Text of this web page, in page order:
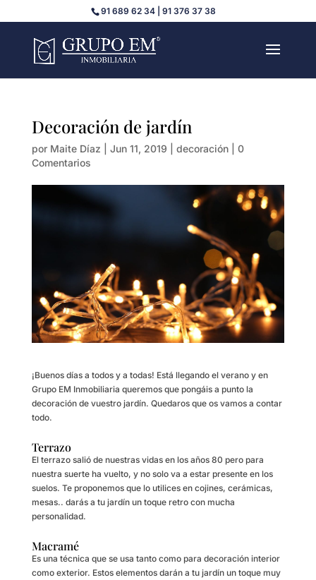
91 689 62 34 | 91 376 37 38
Decoración de jardín
por Maite Díaz Jun 11, 2019 decoración| 0
Comentarios
¡Buenos días a todos y a todas! Está llegando el verano y en
Grupo EM Inmobiliaria queremos que pongáis a punto la
decoración de vuestro jardín. Quedaros que os vamos a contar
todo.
Terrazo
El terrazo salió de nuestras vidas en los años 80 pero para
nuestra suerte ha vuelto, y no solo va a estar presente en los
suelos. Te proponemos que lo utilices en cojines, cerámicas,
mesas.. darás a tu jardín un toque retro con mucha
personalidad.
Macramé
Es una técnica que se usa tanto como para decoración interior
como exterior. Estos elementos darán a tu jardín un toque muy